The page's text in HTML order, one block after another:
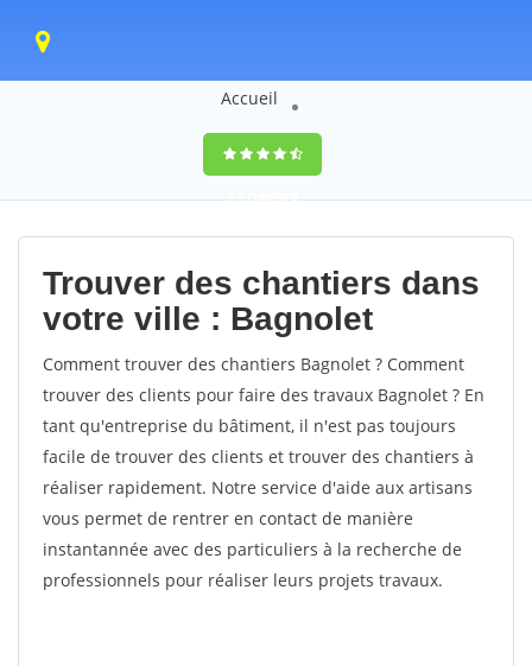
Accueil
9,5(100%)0
votes
Trouver des chantiers dans
votre ville : Bagnolet
Comment trouver des chantiers Bagnolet ? Comment
trouver des clients pour faire des travaux Bagnolet ? En
tant qu'entreprise du bâtiment, il n'est pas toujours
facile de trouver des clients et trouver des chantiers à
réaliser rapidement. Notre service d'aide aux artisans
vous permet de rentrer en contact de manière
instantannée avec des particuliers à la recherche de
professionnels pour réaliser leurs projets travaux.